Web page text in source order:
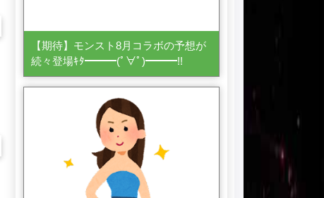
【期待】モンスト8月コラボの予想が
続々登場ｷﾀ━━━(ﾟ∀ﾟ)━━━!!